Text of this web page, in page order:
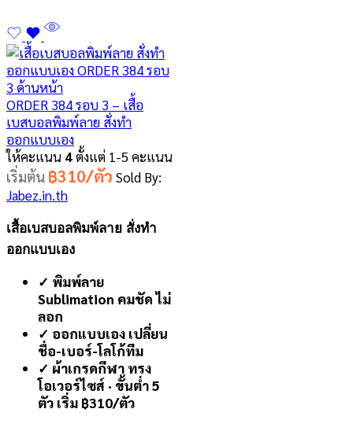
ORDER 384 รอบ 3 – เสื้อ
เบสบอลพิมพ์ลาย สั่งทำ
ออกแบบเอง
ให้คะแนน 4ตั้งแต่ 1-5 คะแนน
เริ่มต้น ฿310/ตัว Sold By:
Jabez.in.th
เสื้อเบสบอลพิมพ์ลาย สั่งทำ
ออกแบบเอง
✓ พิมพ์ลาย
Sublimation คมชัด ไม่
ลอก
✓ ออกแบบเอง เปลี่ยน
ชื่อ-เบอร์-โลโก้ทีม
✓ ผ้าเกรดกีฬา ทรง
โอเวอร์ไซส์ · ขั้นต่ำ 5
ตัว เริ่ม ฿310/ตัว